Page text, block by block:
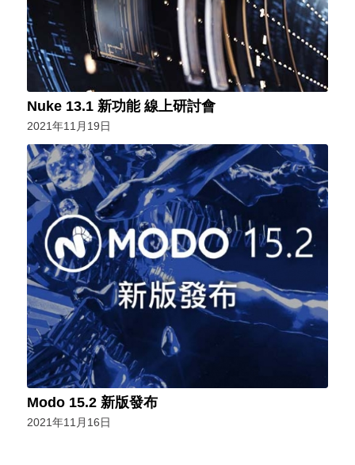
Nuke 13.1 新功能 線上研討會
2021年11月19日
Modo 15.2 新版發布
2021年11月16日